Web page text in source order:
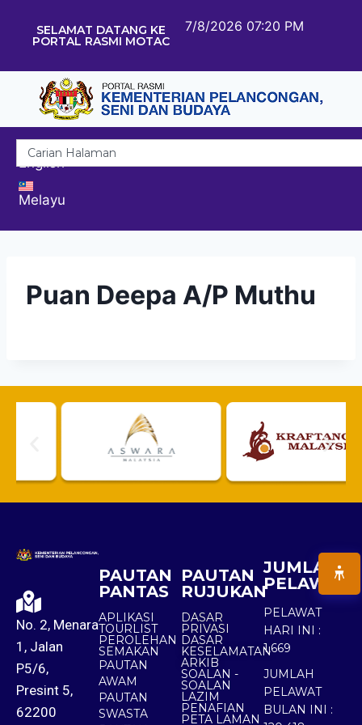
SELAMAT DATANG KE
PORTAL RASMI MOTAC
7/8/2026 07:20 PM
English
Melayu
Puan Deepa A/P Muthu
No. 2, Menara
1, Jalan
P5/6,
Presint 5,
62200
PAUTAN
PANTAS
APLIKASI
TOURLIST
PEROLEHAN
SEMAKAN
PAUTAN
AWAM
PAUTAN
SWASTA
PAUTAN
RUJUKAN
DASAR
PRIVASI
DASAR
KESELAMATAN
ARKIB
SOALAN -
SOALAN
LAZIM
PENAFIAN
PETA LAMAN
JUMLAH
PELAWAT
PELAWAT
HARI INI :
1,669
JUMLAH
PELAWAT
BULAN INI :